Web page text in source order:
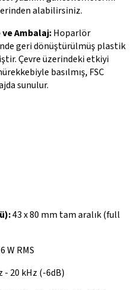
alabilirsiniz.
Ambalaj:Hoparlör
geri dönüştürülmüş plastik
Çevre üzerindeki etkiyi
basılmış, FSC
sunulur.
43 x 80 mm tam aralık (full
W RMS
- 20 kHz (-6dB)